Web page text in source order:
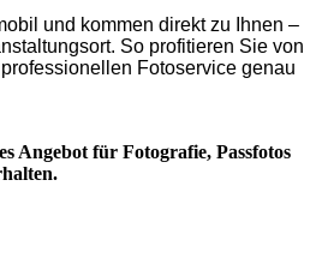
und kommen direkt zu Ihnen –
So profitieren Sie von
Fotoservice genau
Angebot für Fotografie, Passfotos